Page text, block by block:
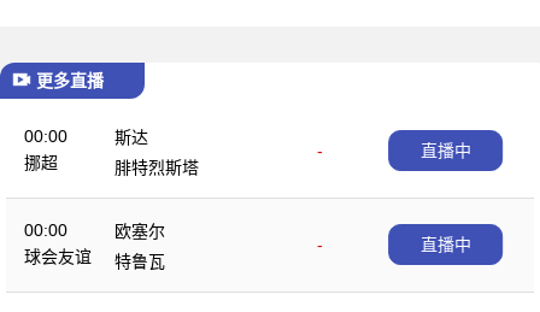
更多直播
00:00
挪超
斯达
-
腓特烈斯塔
直播中
00:00
球会友谊
欧塞尔
-
特鲁瓦
直播中